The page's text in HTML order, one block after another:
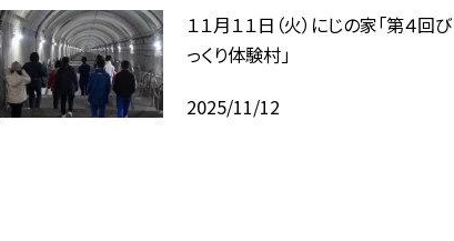
１１月１１日（火）にじの家「第４回び
っくり体験村」
2025/11/12